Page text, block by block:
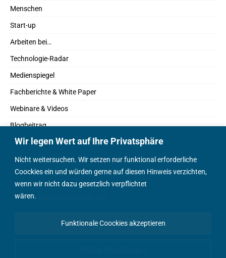
Wir legen Wert auf Ihre Privatsphäre
Nicht weitersuchen. Wir setzen nur funktional erforderliche
Coockies ein und würden gerne auf diesen Hinweis verzichten,
wenn wir nicht dazu gesetzlich verpflichtet
wären.
Funktionale Coockies akzeptieren
Menschen
Start-up
Arbeiten bei…
Technologie-Radar
Medienspiegel
Fachberichte & White Paper
Webinare & Videos
Blogbeitrag
Fachbücher
Marktreport
Podcasts
Positionspapier
English Content